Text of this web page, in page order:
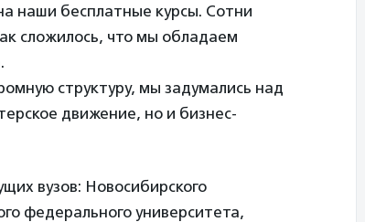
наши бесплатные курсы. Сотни
сложилось, что мы обладаем
структуру, мы задумались над
движение, но и бизнес-
вузов: Новосибирского
федерального университета,